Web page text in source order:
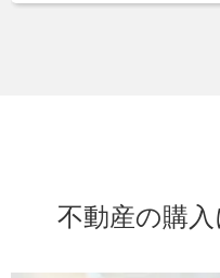
不動産の購